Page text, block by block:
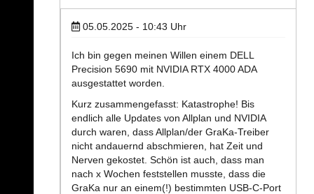
05.05.2025 - 10:43 Uhr
Ich bin gegen meinen Willen einem DELL
Precision 5690 mit NVIDIA RTX 4000 ADA
ausgestattet worden.
Kurz zusammengefasst: Katastrophe! Bis
endlich alle Updates von Allplan und NVIDIA
durch waren, dass Allplan/der GraKa-Treiber
nicht andauernd abschmieren, hat Zeit und
Nerven gekostet. Schön ist auch, dass man
nach x Wochen feststellen musste, dass die
GraKa nur an einem(!) bestimmten USB-C-Port